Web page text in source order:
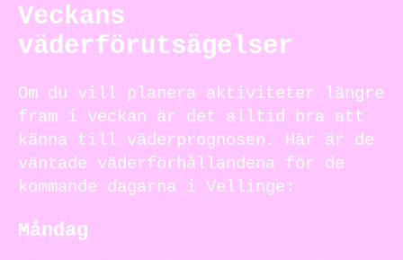
Veckans
väderförutsägelser
Om du vill planera aktiviteter längre
fram i veckan är det alltid bra att
känna till väderprognosen. Här är de
väntade väderförhållandena för de
kommande dagarna i Vellinge:
Måndag